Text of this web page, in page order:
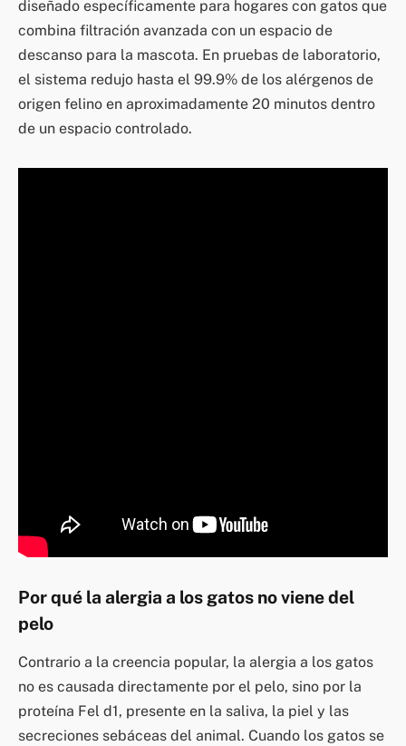
diseñado específicamente para hogares con gatos que
combina filtración avanzada con un espacio de
descanso para la mascota. En pruebas de laboratorio,
el sistema redujo hasta el 99.9% de los alérgenos de
origen felino en aproximadamente 20 minutos dentro
de un espacio controlado.
Por qué la alergia a los gatos no viene del
pelo
Contrario a la creencia popular, la alergia a los gatos
no es causada directamente por el pelo, sino por la
proteína Fel d1, presente en la saliva, la piel y las
secreciones sebáceas del animal. Cuando los gatos se